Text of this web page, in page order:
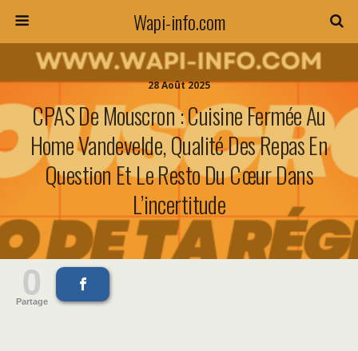
Wapi-info.com
28 Août 2025
CPAS De Mouscron : Cuisine Fermée Au
Home Vandevelde, Qualité Des Repas En
Question Et Le Resto Du Cœur Dans
L’incertitude
0
Partage